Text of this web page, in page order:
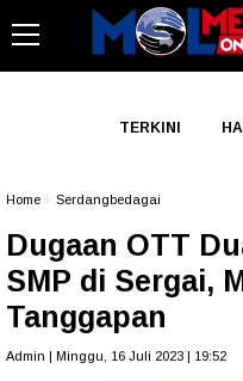
TERKINI
Home Serdangbedagai
Dugaan OTT
SMP di Sergai,
Tanggapan
Admin | Minggu, 16 Juli 2023 | 19:52